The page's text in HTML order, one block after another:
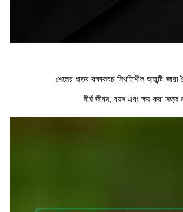
শেলের ধাতব রক্ষাকবচ স্থিতিশীল অ্যান্টি-জারা
দীর্ঘ জীবন, বয়স এবং ক্ষয় করা সহজ